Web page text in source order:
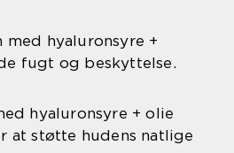
med hyaluronsyre +
fugt og beskyttelse.
hyaluronsyre + olie
at støtte hudens natlige